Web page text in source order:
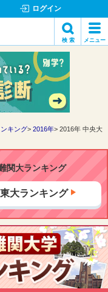
ログイン
検 索 メニュー
検索
キング 2016年
2016年 中央大
関大ランキング
東大ランキング